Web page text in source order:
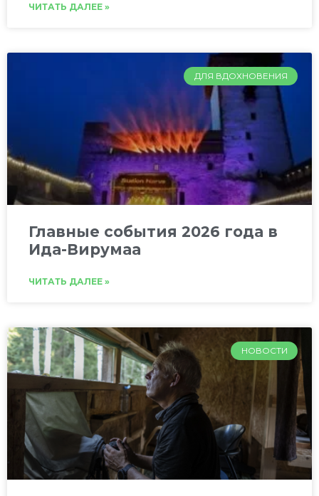
ЧИТАТЬ ДАЛЕЕ »
ДЛЯ ВДОХНОВЕНИЯ
Главные события 2026 года в
Ида-Вирумаа
ЧИТАТЬ ДАЛЕЕ »
НОВОСТИ